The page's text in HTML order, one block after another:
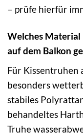
– prüfe hierfür
Welches Material
auf dem Balkon
Für Kissentruhen
besonders
stabiles
behandeltes
Truhe